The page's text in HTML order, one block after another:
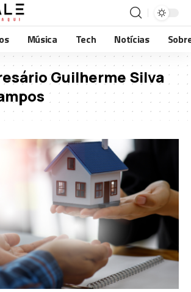
Música Tech Notícias
Guilherme Silva